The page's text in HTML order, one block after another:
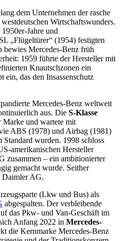
dem Unternehmen der rasche
Wirtschaftswunders.
Jahre und
„Flügeltürer“ (1954) festigten
Mercedes-Benz früh
1959 führte der Hersteller mit
Knautschzonen ein
ein, das den Insassenschutz
Mercedes-Benz weltweit
aus. Die S-Klasse
Marke und wartete mit
ABS (1978) und Airbag (1981)
Standard wurden. 1998 schloss
amerikanischen Hersteller
zusammen – ein ambitionierter
gemacht wurde. Seither
Daimler AG.
(Lkw und Bus) als
abgespalten. Der verbleibende
das Pkw- und Van-Geschäft im
Anfang 2022 in Mercedes-
die Kernmarke Mercedes-Benz